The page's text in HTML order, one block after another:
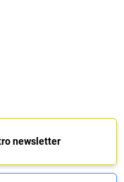
newsletter